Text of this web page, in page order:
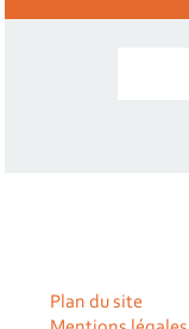
Plan du site